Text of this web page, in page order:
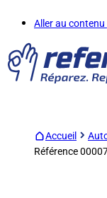
Aller au
Accueil
Référence